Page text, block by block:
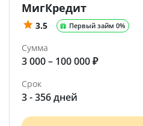
МигКредит
3.5 Первый займ 0%
Сумма
3 000 – 100 000 ₽
Срок
3 - 356 дней